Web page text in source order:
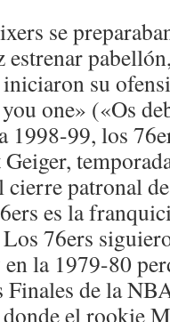
se
estrenar
su
one» («Os
1998-99, los
cierre patronal
es la
76ers
la 1979-80
Finales de la
el rookie